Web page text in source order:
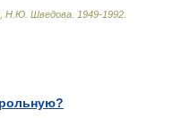
Н.Ю. Шведова. 1949-1992